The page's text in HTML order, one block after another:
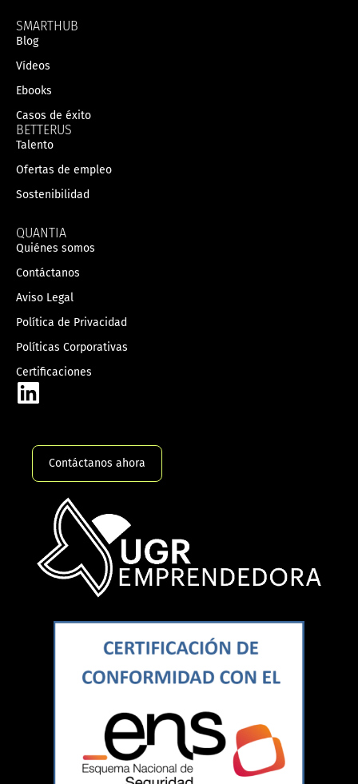
SMARTHUB
Blog
Vídeos
Ebooks
Casos de éxito
BETTERUS
Talento
Ofertas de empleo
Sostenibilidad
QUANTIA
Quiénes somos
Contáctanos
Aviso Legal
Política de Privacidad
Políticas Corporativas
Certificaciones
Contáctanos ahora